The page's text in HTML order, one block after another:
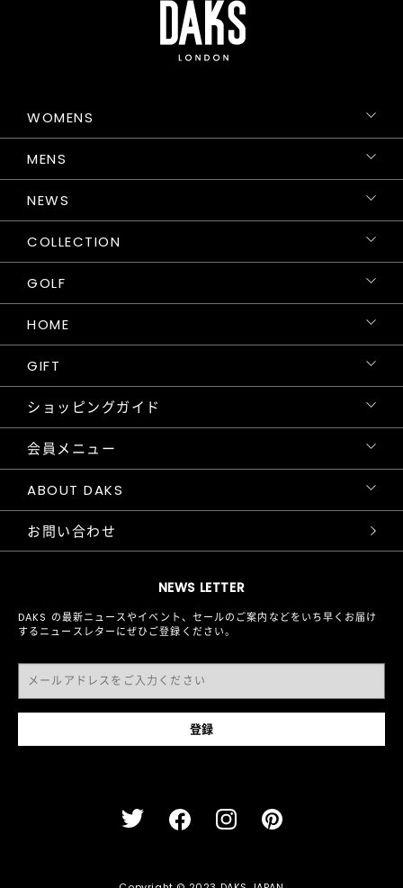
NEWS LETTER
DAKS の最新ニュースやイベント、セールのご案内などをいち早くお届け
するニュースレターにぜひご登録ください。
WOMENS
MENS
NEWS
COLLECTION
GOLF
HOME
GIFT
ショッピングガイド
会員メニュー
ABOUT DAKS
お問い合わせ